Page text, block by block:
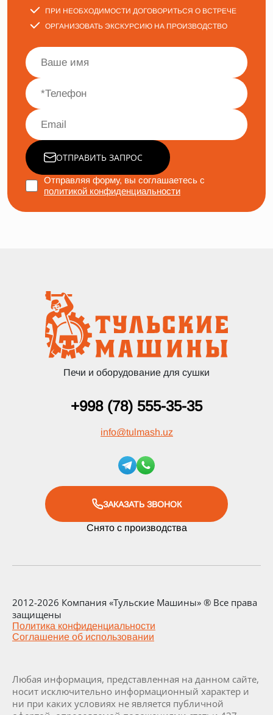
ПРИ НЕОБХОДИМОСТИ ДОГОВОРИТЬСЯ О ВСТРЕЧЕ
ОРГАНИЗОВАТЬ ЭКСКУРСИЮ НА ПРОИЗВОДСТВО
ОТПРАВИТЬ ЗАПРОС
Отправляя форму, вы соглашаетесь с
политикой конфиденциальности
Печи и оборудование для сушки
+998 (78) 555-35-35
info@tulmash.uz
ЗАКАЗАТЬ ЗВОНОК
Снято с производства
2012-2026 Компания «Тульские Машины» ® Все права
защищены
Политика конфиденциальности
Соглашение об использовании
Любая информация, представленная на данном сайте,
носит исключительно информационный характер и
ни при каких условиях не является публичной